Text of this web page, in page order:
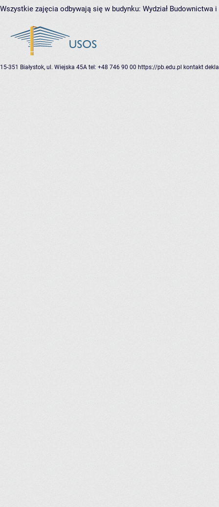
Wszystkie zajęcia odbywają się w budynku: Wydział Budownictwa
15-351 Białystok, ul. Wiejska 45A tel: +48 746 90 00 https://pb.edu.pl kontakt